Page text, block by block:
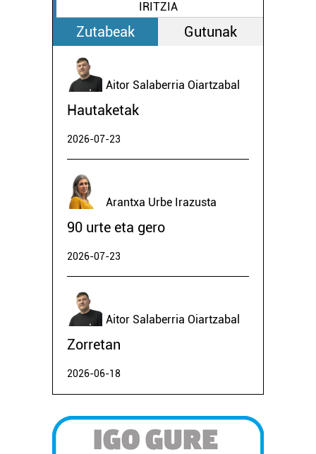
IRITZIA
Zutabeak Gutunak
Aitor Salaberria Oiartzabal
Hautaketak
2026-07-23
Arantxa Urbe Irazusta
90 urte eta gero
2026-07-23
Aitor Salaberria Oiartzabal
Zorretan
2026-06-18